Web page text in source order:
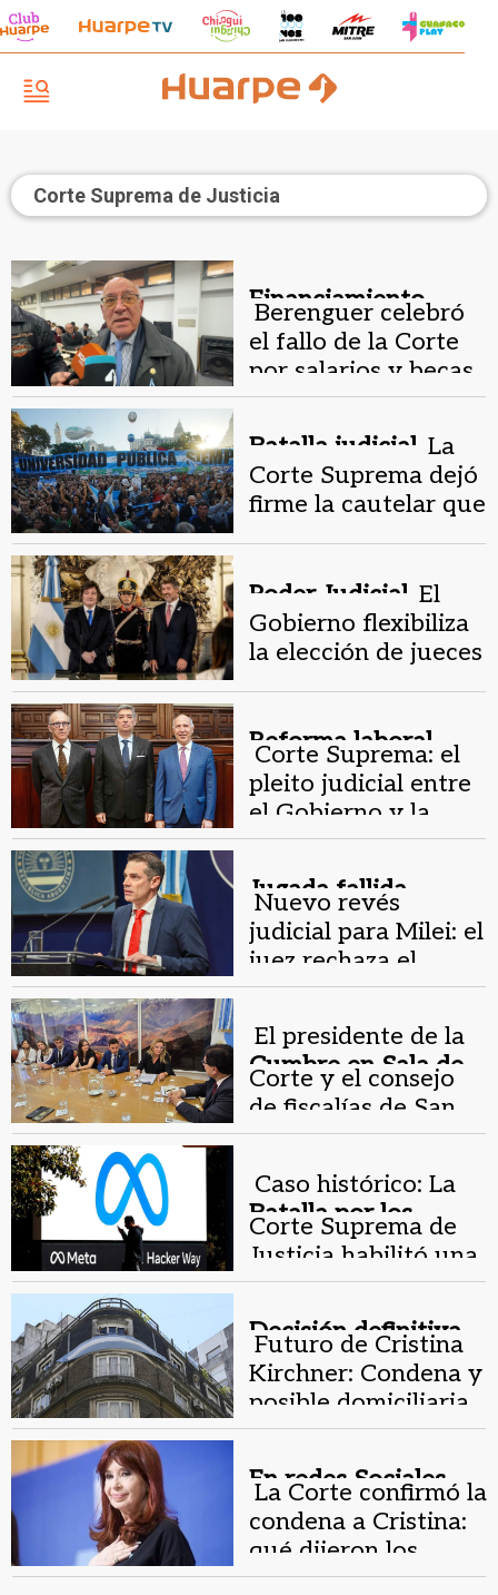
Corte Suprema de Justicia
Financiamiento.
Berenguer celebró
el fallo de la Corte
por salarios y becas
universitarias
Batalla judicial. La
Corte Suprema dejó
firme la cautelar que
Financiamiento
Universitario
Poder Judicial. El
Gobierno flexibiliza
la elección de jueces
Reforma laboral.
Corte Suprema: el
pleito judicial entre
el Gobierno y la
CGT continúa
Jugada fallida.
Nuevo revés
judicial para Milei: el
juez rechaza el
planteo del
defender la Reforma
Laboral
Cumbre en Sala de
Situación.
El presidente de la
Corte y el consejo
de fiscalías de San
Juan mantuvieron
protocolar
Batalla por los
datos.
Caso histórico: La
Corte Suprema de
Justicia habilitó una
demanda contra
Instagram
Decisión definitiva.
Futuro de Cristina
Kirchner: Condena y
posible domiciliaria
En redes Sociales .
La Corte confirmó la
condena a Cristina:
qué dijeron los
políticos